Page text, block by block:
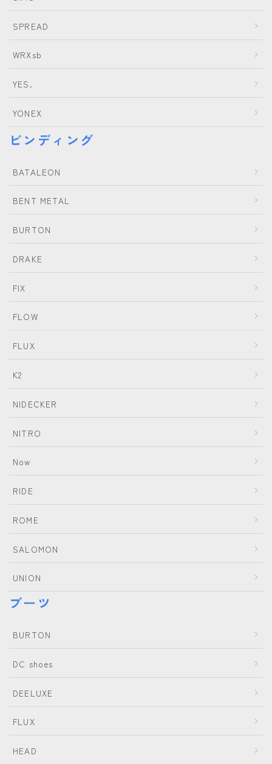
NORTHWAVE
RIDE
ゴーグル
anon.
DRAGON
ELECTRIC
SMITH
686
AIRBLASTER
BURTON
DC Shoes
rew
SALOMON
SCAPE
SPREAD
WRXsb
YES.
YONEX
ビンディング
BATALEON
BENT METAL
BURTON
DRAKE
FIX
FLOW
FLUX
K2
NIDECKER
NITRO
Now
RIDE
ROME
SALOMON
UNION
ブーツ
BURTON
DC shoes
DEELUXE
FLUX
HEAD